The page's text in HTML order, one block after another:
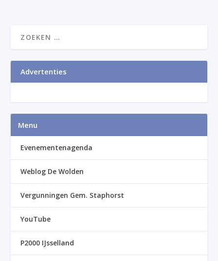
Advertenties
Menu
Evenementenagenda
Weblog De Wolden
Vergunningen Gem. Staphorst
YouTube
P2000 IJsselland